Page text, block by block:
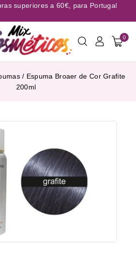
superiores a 60€, para Portugal
0
/ Espuma Broaer de Cor Grafite
200ml